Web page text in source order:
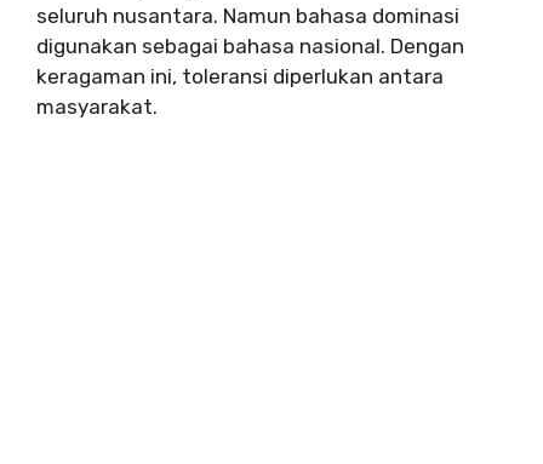
seluruh nusantara. Namun bahasa dominasi
digunakan sebagai bahasa nasional. Dengan
keragaman ini, toleransi diperlukan antara
masyarakat.